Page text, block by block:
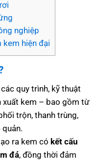
nghiệp
kem hiện đại
quy trình, kỹ thuật
xuất kem – bao gồm từ
trộn, thanh trùng,
quản.
ra kem có kết cấu
đá, đồng thời đảm